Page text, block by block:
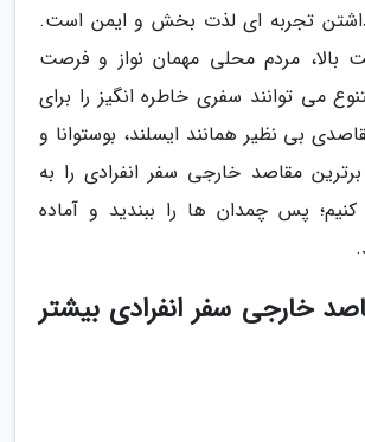
داشتن تجربه ای لذت بخش و ایمن است.
بالا، مردم محلی مهمان نواز و فرصت
می توانند سفری خاطره انگیز را برای
بی نظیر همانند ایسلند، بوستوانا و
مقاصد خارجی سفر انفرادی را به
پس چمدان ها را ببندید و آماده
خارجی سفر انفرادی بیشتر